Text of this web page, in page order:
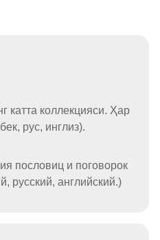
катта коллекцияси. Ҳар
рус, инглиз).
пословиц и поговорок
русский, английский.)